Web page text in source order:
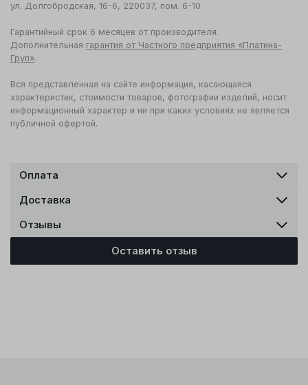
ул. Долгобродская, 16-6, 220037, пом. 6-10
Гарантийный срок 6 месяцев от производителя.
Дополнительная гарантия от Частного предприятия «Платина-
Груп».
Вся представленная на сайте информация, касающаяся
характеристик, стоимости товаров, фотографии изделий, носит
информационный характер и ни при каких условиях не является
публичной офертой.
Оплата
Доставка
Отзывы
Оставить отзыв